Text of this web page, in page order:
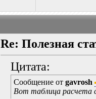
Re: Полезная
Цитата:
Сообщение от gavrosh
Вот таблица расчета